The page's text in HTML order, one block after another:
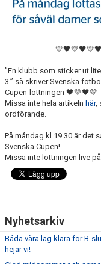
”En klubb som sticker ut
3.” så skriver Svenska
Cupen-lottningen 🖤💛🖤💛
Missa inte hela artikeln här,
ordförande.
På måndag kl 19.30 är det
Svenska Cupen!
Missa inte lottningen live på
Nyhetsarkiv
Båda våra lag klara för B-
hejar vi!